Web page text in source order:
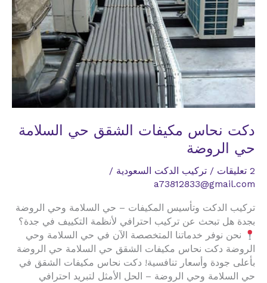
دكت نحاس مكيفات الشقق حي السلامة
حي الروضة
2 تعليقات / تركيب الدكت السعودية /
a73812833@gmail.com
تركيب الدكت وتأسيس المكيفات – حي السلامة وحي الروضة
بجدة هل تبحث عن تركيب احترافي لأنظمة التكييف في جدة؟
نحن نوفر خدماتنا المتخصصة الآن في حي السلامة وحي
الروضة دكت نحاس مكيفات الشقق حي السلامة حي الروضة
بأعلى جودة وأسعار تنافسية! دكت نحاس مكيفات الشقق في
حي السلامة وحي الروضة – الحل الأمثل لتبريد احترافي